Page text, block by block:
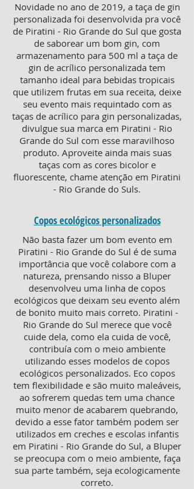
Novidade no ano de 2019, a taça de gin
personalizada foi desenvolvida pra você
de Piratini - Rio Grande do Sul que gosta
de saborear um bom gin, com
armazenamento para 500 ml a taça de
gin de acrílico personalizada tem
tamanho ideal para bebidas tropicais
que utilizem frutas em sua receita, deixe
seu evento mais requintado com as
taças de acrílico para gin personalizadas,
divulgue sua marca em Piratini - Rio
Grande do Sul com esse maravilhoso
produto. Aproveite ainda mais suas
taças com as cores bicolor e
fluorescente, chame atenção em Piratini
- Rio Grande do Suls.
Copos ecológicos personalizados
Não basta fazer um bom evento em
Piratini - Rio Grande do Sul é de suma
importância que você colabore com a
natureza, prensando nisso a Bluper
desenvolveu uma linha de copos
ecológicos que deixam seu evento além
de bonito muito mais correto. Piratini -
Rio Grande do Sul merece que você
cuide dela, como ela cuida de você,
contribuía com o meio ambiente
utilizando esses modelos de copos
ecológicos personalizados. Eco copos
tem flexibilidade e são muito maleáveis,
ao sofrerem quedas tem uma chance
muito menor de acabarem quebrando,
devido a esse fator também podem ser
utilizados em creches e escolas infantis
em Piratini - Rio Grande do Sul, a Bluper
se preocupa com o meio ambiente, faça
sua parte também, seja ecologicamente
correto.